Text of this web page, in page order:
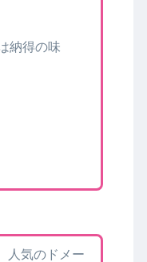
納得の味
人気のドメー